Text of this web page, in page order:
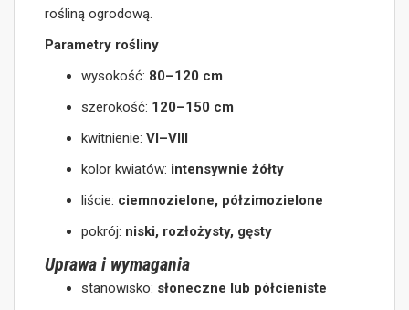
rośliną ogrodową.
Parametry rośliny
wysokość: 80–120 cm
szerokość: 120–150 cm
kwitnienie:VI–VIII
kolor kwiatów: intensywnie żółty
liście: ciemnozielone, półzimozielone
pokrój: niski, rozłożysty, gęsty
Uprawa i wymagania
stanowisko: słoneczne lub półcieniste